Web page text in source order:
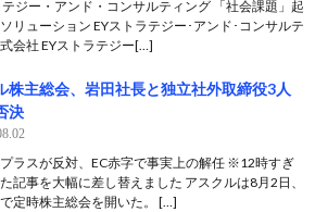
テジー・アンド・コンサルティング 「社会課題」起
リューション EYストラテジー･アンド･コンサルテ
会社 EYストラテジー[…]
株主総会、岩田社長と独立社外取締役3人
決
ラスが反対、EC赤字で事実上の解任 ※12時すぎ
記事を大幅に差し替えました アスクルは8月2日、
定時株主総会を開いた。 […]